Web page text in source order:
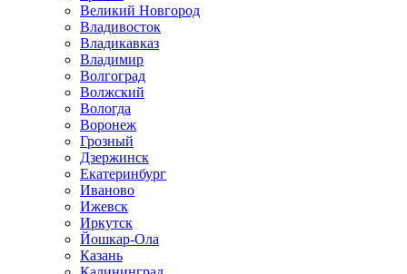
Великий Новгород
Владивосток
Владикавказ
Владимир
Волгоград
Волжский
Вологда
Воронеж
Грозный
Дзержинск
Екатеринбург
Иваново
Ижевск
Иркутск
Йошкар-Ола
Казань